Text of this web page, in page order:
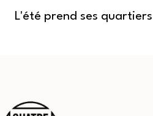
L'été prend ses
contenu